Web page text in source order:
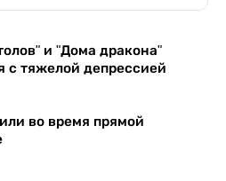
и "Дома дракона"
с тяжелой депрессией
во время прямой